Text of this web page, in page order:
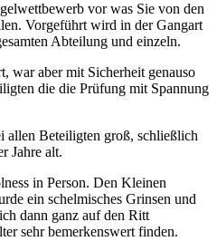
vor was Sie von den
Vorgeführt wird in der Gangart
Abteilung und einzeln.
war aber mit Sicherheit genauso
die die Prüfung mit Spannung
Beteiligten groß, schließlich
Jahre alt.
in Person. Den Kleinen
ein schelmisches Grinsen und
dann ganz auf den Ritt
sehr bemerkenswert finden.